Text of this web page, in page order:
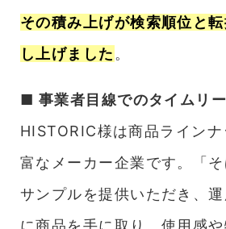
その積み上げが検索順位と
し上げました 。
■ 事業者目線でのタイムリ
HISTORIC様は商品ライン
富なメーカー企業です。「
サンプルを提供いただき、
に商品を手に取り、使用感